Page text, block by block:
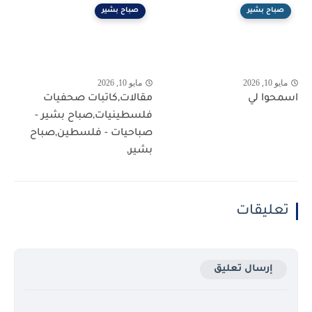
صباح بشير
مايو 10, 2026
اسمحوا لي
صباح بشير
مايو 10, 2026
مقالات,كاتبات صحفيات
فلسطينيات,صباح بشير -
صباحيات - فلسطين,صباح
بشير,
تعليقات
إرسال تعليق